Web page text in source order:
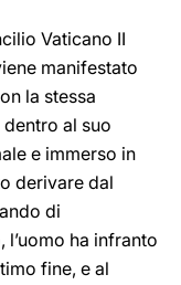
Vaticano II
manifestato
la stessa
al suo
e immerso in
derivare dal
di
ha infranto
fine, e al